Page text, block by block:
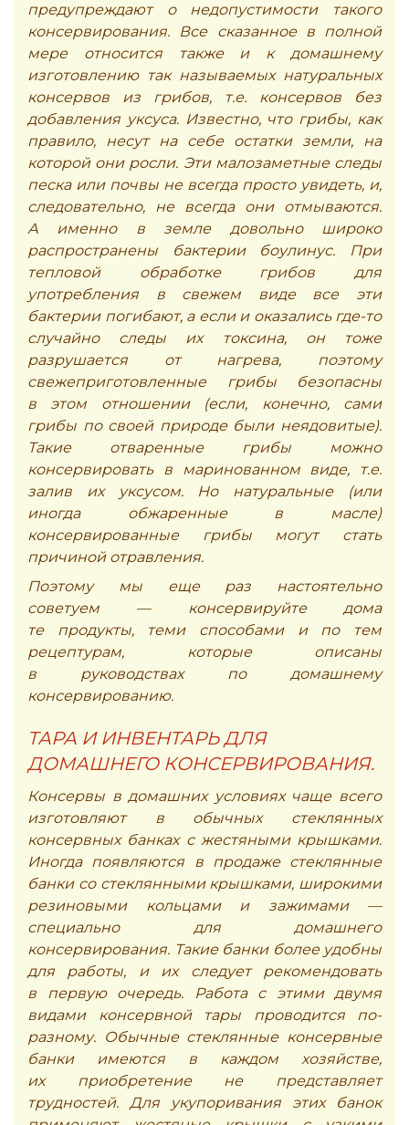
предупреждают о недопустимости такого
консервирования. Все сказанное в полной
мере относится также и к домашнему
изготовлению так называемых натуральных
консервов из грибов, т.е. консервов без
добавления уксуса. Известно, что грибы, как
правило, несут на себе остатки земли, на
которой они росли. Эти малозаметные следы
песка или почвы не всегда просто увидеть, и,
следовательно, не всегда они отмываются.
А именно в земле довольно широко
распространены бактерии боулинус. При
тепловой обработке грибов для
употребления в свежем виде все эти
бактерии погибают, а если и оказались где-то
случайно следы их токсина, он тоже
разрушается от нагрева, поэтому
свежеприготовленные грибы безопасны
в этом отношении (если, конечно, сами
грибы по своей природе были неядовитые).
Такие отваренные грибы можно
консервировать в маринованном виде, т.е.
залив их уксусом. Но натуральные (или
иногда обжаренные в масле)
консервированные грибы могут стать
причиной отравления.
Поэтому мы еще раз настоятельно
советуем — консервируйте дома
те продукты, теми способами и по тем
рецептурам, которые описаны
в руководствах по домашнему
консервированию.
ТАРА И ИНВЕНТАРЬ ДЛЯ
ДОМАШНЕГО КОНСЕРВИРОВАНИЯ.
Консервы в домашних условиях чаще всего
изготовляют в обычных стеклянных
консервных банках с жестяными крышками.
Иногда появляются в продаже стеклянные
банки со стеклянными крышками, широкими
резиновыми кольцами и зажимами —
специально для домашнего
консервирования. Такие банки более удобны
для работы, и их следует рекомендовать
в первую очередь. Работа с этими двумя
видами консервной тары проводится по-
разному. Обычные стеклянные консервные
банки имеются в каждом хозяйстве,
их приобретение не представляет
трудностей. Для укупоривания этих банок